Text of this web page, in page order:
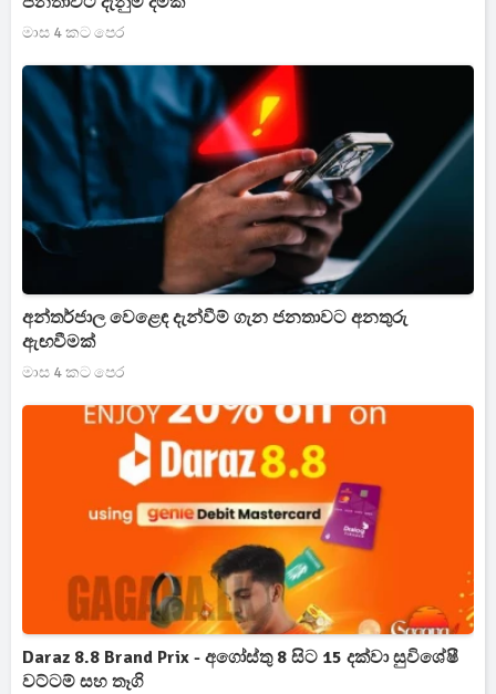
මාස 4 කට පෙර
අන්තර්ජාල වෙළෙඳ දැන්වීම් ගැන ජනතාවට අනතුරු
ඇඟවීමක්
මාස 4 කට පෙර
Daraz 8.8 Brand Prix - අගෝස්තු 8 සිට 15 දක්වා සුවිශේෂී
වට්ටම් සහ තෑගි